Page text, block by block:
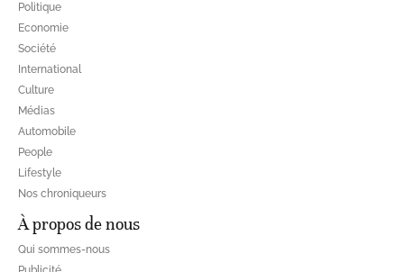
Politique
Economie
Société
International
Culture
Médias
Automobile
People
Lifestyle
Nos chroniqueurs
À propos de nous
Qui sommes-nous